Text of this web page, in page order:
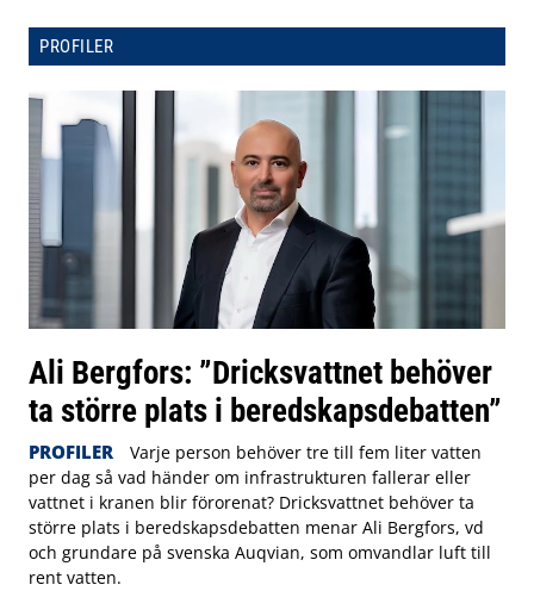
PROFILER
Ali Bergfors: ”Dricksvattnet behöver
ta större plats i beredskapsdebatten”
PROFILER
Varje person behöver tre till fem liter vatten
per dag så vad händer om infrastrukturen fallerar eller
vattnet i kranen blir förorenat? Dricksvattnet behöver ta
större plats i beredskapsdebatten menar Ali Bergfors, vd
och grundare på svenska Auqvian, som omvandlar luft till
rent vatten.